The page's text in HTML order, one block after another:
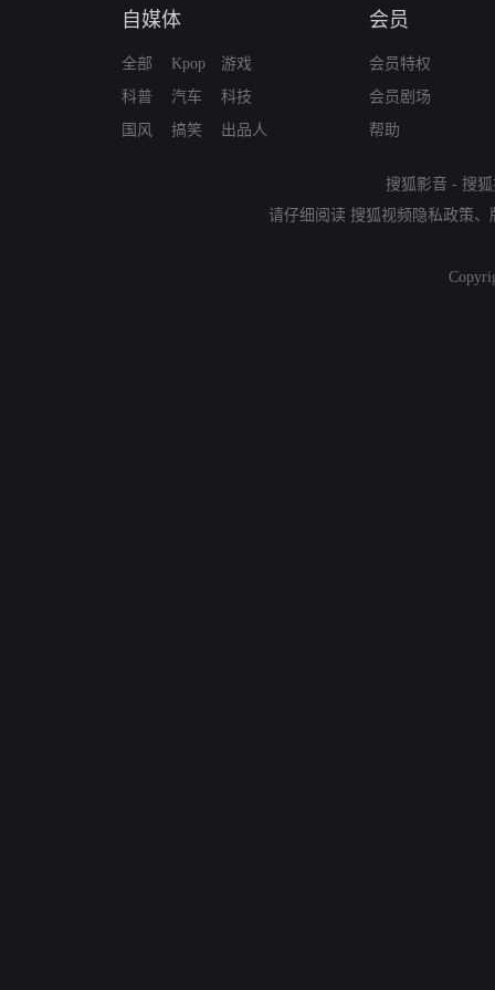
自媒体
全部
科普
国风
Kpop
汽车
搞笑
游戏
科技
出品人
会员
会员特权
会员剧场
帮助
搜狐影音 - 搜
请仔细阅读 搜狐视频隐私政策、